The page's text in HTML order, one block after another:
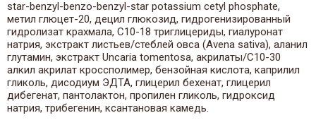
star-benzyl-benzo-benzyl-star potassium cetyl phosphate,
метил глюцет-20, децил глюкозид, гидрогенизированный
гидролизат крахмала, С10-18 триглицериды, гиалуронат
натрия, экстракт листьев/стеблей овса (Avena sativa), аланил
глутамин, экстракт Uncaria tomentosa, акрилаты/С10-30
алкил акрилат кроссполимер, бензойная кислота, каприлил
гликоль, дисодиум ЭДТА, глицерил бехенат, глицерил
дибегенат, пантолактон, пропилен гликоль, гидроксид
натрия, трибегенин, ксантановая камедь.